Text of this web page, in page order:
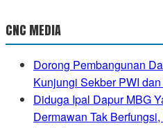
CNC MEDIA
Dorong Pembangunan
Kunjungi Sekber PWI
Diduga Ipal Dapur MBG
Dermawan Tak